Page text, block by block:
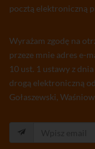
pocztą elektroniczną
Wyrażam zgodę na
przeze mnie adres e-
10 ust. 1 ustawy z
drogą elektroniczną
Gołaszewski,